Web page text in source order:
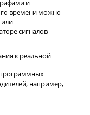
и
времени можно
или
сигналов
к реальной
например,